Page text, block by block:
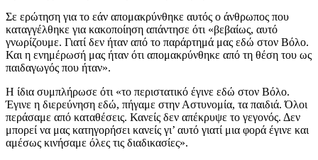
Σε ερώτηση για το εάν απομακρύνθηκε αυτός ο άνθρωπος που
καταγγέλθηκε για κακοποίηση απάντησε ότι «βεβαίως, αυτό
γνωρίζουμε. Γιατί δεν ήταν από το παράρτημά μας εδώ στον Βόλο.
Και η ενημέρωσή μας ήταν ότι απομακρύνθηκε από τη θέση του ως
παιδαγωγός που ήταν».
Η ίδια συμπλήρωσε ότι «το περιστατικό έγινε εδώ στον Βόλο.
Έγινε η διερεύνηση εδώ, πήγαμε στην Αστυνομία, τα παιδιά. Όλοι
περάσαμε από καταθέσεις. Κανείς δεν απέκρυψε το γεγονός. Δεν
μπορεί να μας κατηγορήσει κανείς γι’ αυτό γιατί μια φορά έγινε και
αμέσως κινήσαμε όλες τις διαδικασίες».